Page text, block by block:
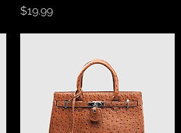
Precio
$19.99